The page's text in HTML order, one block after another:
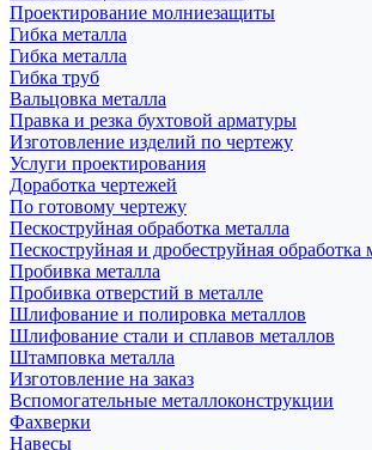
Проектирование молниезащиты
Гибка металла
Гибка металла
Гибка труб
Вальцовка металла
Правка и резка бухтовой арматуры
Изготовление изделий по чертежу
Услуги проектирования
Доработка чертежей
По готовому чертежу
Пескоструйная обработка металла
Пескоструйная и дробеструйная обработка
Пробивка металла
Пробивка отверстий в металле
Шлифование и полировка металлов
Шлифование стали и сплавов металлов
Штамповка металла
Изготовление на заказ
Вспомогательные металлоконструкции
Фахверки
Навесы